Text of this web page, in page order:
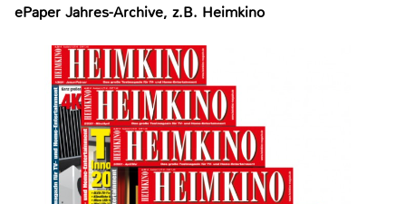
ePaper Jahres-Archive, z.B. Heimkino